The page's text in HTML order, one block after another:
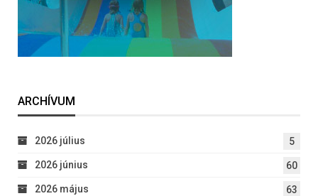
ARCHÍVUM
2026 július 5
2026 június 60
2026 május 63